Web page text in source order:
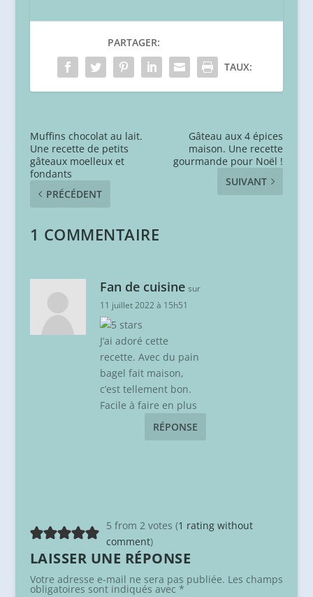
PARTAGER:
TAUX:
Muffins chocolat au lait.
Une recette de petits
gâteaux moelleux et
fondants
PRÉCÉDENT
Gâteau aux 4 épices
maison. Une recette
gourmande pour Noël !
SUIVANT
1 COMMENTAIRE
Fan de cuisine sur
11 juillet 2022 à 15h51
J’ai adoré cette
recette. Avec du pain
bagel fait maison,
c’est tellement bon.
Facile à faire en plus
RÉPONSE
5 from 2 votes (1 rating without
comment)
LAISSER UNE RÉPONSE
Votre adresse e-mail ne sera pas publiée. Les champs
obligatoires sont indiqués avec *